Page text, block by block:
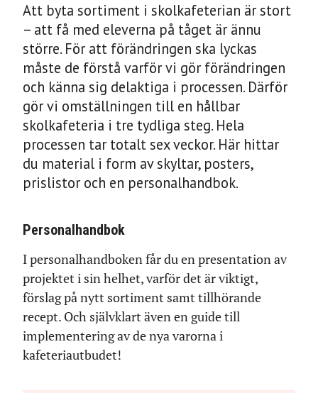
Att byta sortiment i skolkafeterian är stort
– att få med eleverna på tåget är ännu
större. För att förändringen ska lyckas
måste de förstå varför vi gör förändringen
och känna sig delaktiga i processen. Därför
gör vi omställningen till en hållbar
skolkafeteria i tre tydliga steg. Hela
processen tar totalt sex veckor. Här hittar
du material i form av skyltar, posters,
prislistor och en personalhandbok.
Personalhandbok
I personalhandboken får du en presentation av
projektet i sin helhet, varför det är viktigt,
förslag på nytt sortiment samt tillhörande
recept. Och självklart även en guide till
implementering av de nya varorna i
kafeteriautbudet!